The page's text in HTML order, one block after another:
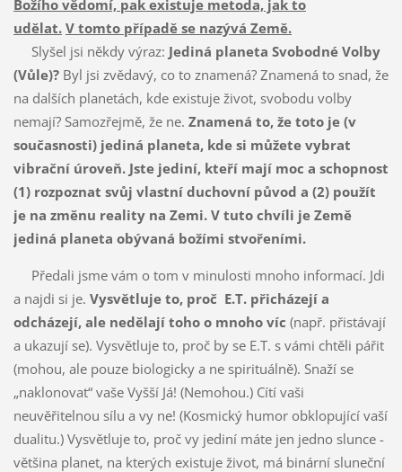
Božího vědomí, pak existuje metoda, jak to
udělat. V tomto případě se nazývá Země.
Slyšel jsi někdy výraz: Jediná planeta Svobodné Volby
(Vůle)?Byl jsi zvědavý, co to znamená? Znamená to snad, že
na dalších planetách, kde existuje život, svobodu volby
nemají? Samozřejmě, že ne. Znamená to, že toto je (v
současnosti) jediná planeta, kde si můžete vybrat
vibrační úroveň. Jste jediní, kteří mají moc a schopnost
(1) rozpoznat svůj vlastní duchovní původ a (2) použít
je na změnu reality na Zemi. V tuto chvíli je Země
jediná planeta obývaná božími stvořeními.
Předali jsme vám o tom v minulosti mnoho informací. Jdi
a najdi si je. Vysvětluje to, proč E.T. přicházejí a
odcházejí, ale nedělají toho o mnoho víc (např. přistávají
a ukazují se). Vysvětluje to, proč by se E.T. s vámi chtěli pářit
(mohou, ale pouze biologicky a ne spirituálně). Snaží se
„naklonovat“ vaše Vyšší Já! (Nemohou.) Cítí vaši
neuvěřitelnou sílu a vy ne! (Kosmický humor obklopující vaší
dualitu.) Vysvětluje to, proč vy jediní máte jen jedno slunce -
většina planet, na kterých existuje život, má binární sluneční